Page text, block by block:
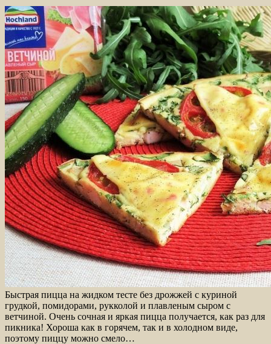
Быстрая пицца на жидком тесте без дрожжей с куриной
грудкой, помидорами, рукколой и плавленым сыром с
ветчиной. Очень сочная и яркая пицца получается, как раз для
пикника! Хороша как в горячем, так и в холодном виде,
поэтому пиццу можно смело…